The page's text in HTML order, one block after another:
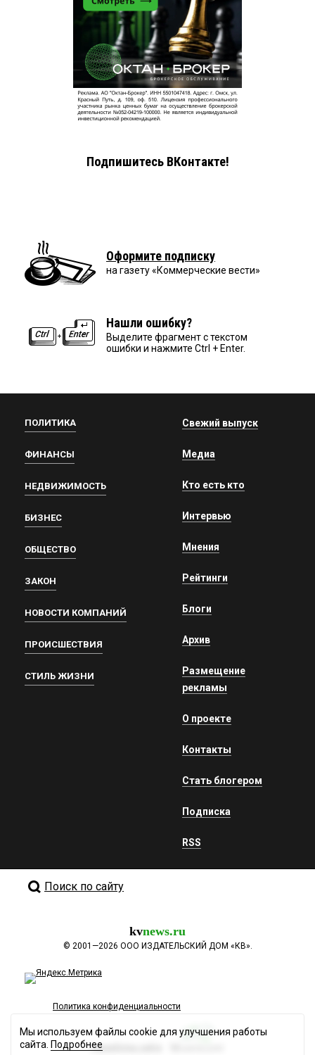
Подпишитесь ВКонтакте!
Оформите подписку
на газету «Коммерческие вести»
Нашли ошибку?
Выделите фрагмент с текстом
ошибки и нажмите Ctrl + Enter.
ПОЛИТИКА
ФИНАНСЫ
НЕДВИЖИМОСТЬ
БИЗНЕС
ОБЩЕСТВО
ЗАКОН
НОВОСТИ КОМПАНИЙ
ПРОИСШЕСТВИЯ
СТИЛЬ ЖИЗНИ
Свежий выпуск
Медиа
Кто есть кто
Интервью
Мнения
Рейтинги
Блоги
Архив
Размещение
рекламы
О проекте
Контакты
Стать блогером
Подписка
RSS
Поиск по сайту
kvnews.ru
© 2001—2026 ООО ИЗДАТЕЛЬСКИЙ ДОМ «КВ».
Политика конфиденциальности
Разработка сайта
Мы используем файлы cookie для улучшения работы
сайта. Подробнее